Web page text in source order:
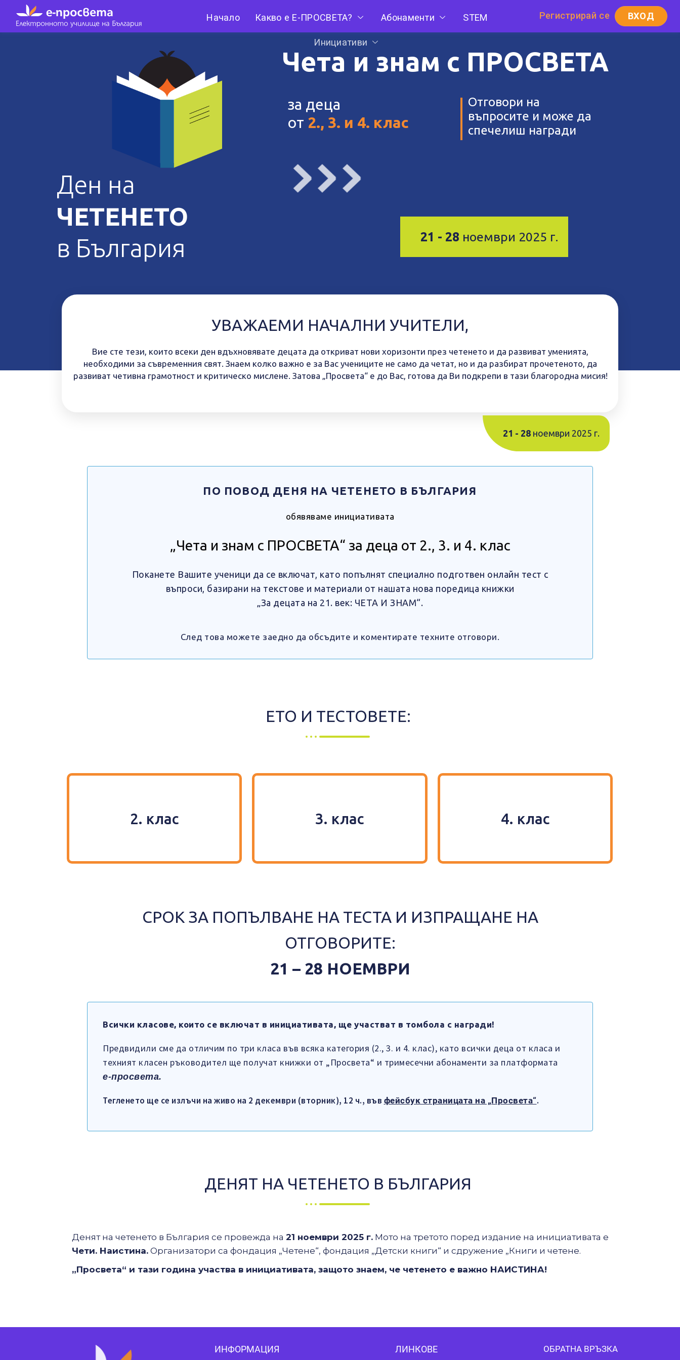
Начало Какво е Е-ПРОСВЕТА? Абонаменти STEM
Инициативи
Регистрирай се ВХОД
Чета и знам с ПРОСВЕТА
за деца
от 2., 3. и 4. клас
Отговори на
въпросите и може да
спечелиш награди
21 - 28 ноември 2025 г.
Ден на
ЧЕТЕНЕТО
в България
УВАЖАЕМИ НАЧАЛНИ УЧИТЕЛИ,
Вие сте тези, които всеки ден вдъхновявате децата да откриват нови хоризонти през четенето и да развиват уменията,
необходими за съвременния свят. Знаем колко важно е за Вас учениците не само да четат, но и да разбират прочетеното, да
развиват четивна грамотност и критическо мислене. Затова „Просвета“е до Вас, готова да Ви подкрепи в тази благородна мисия!
21 - 28 ноември 2025 г.
ПО ПОВОД ДЕНЯ НА ЧЕТЕНЕТО В БЪЛГАРИЯ
обявяваме инициативата
„Чета и знам с ПРОСВЕТА“ за деца от 2., 3. и 4. клас
Поканете Вашите ученици да се включат, като попълнят специално подготвен онлайн тест с
въпроси, базирани на текстове и материали от нашата нова поредица книжки
„За децата на 21. век: ЧЕТА И ЗНАМ“.
След това можете заедно да обсъдите и коментирате техните отговори.
ЕTO И ТЕСТОВЕТЕ:
2. клас 3. клас 4. клас
СРОК ЗА ПОПЪЛВАНЕ НА ТЕСТА И ИЗПРАЩАНЕ НА
ОТГОВОРИТЕ:
21 – 28 НОЕМВРИ
Всички класове, които се включат в инициативата, ще участват в томбола с награди!
Предвидили сме да отличим по три класа във всяка категория (2., 3. и 4. клас), като всички деца от класа и
техният класен ръководител ще получат книжки от „Просвета“ и тримесечни абонаменти за платформата
е-просвета.
Тегленето ще се излъчи на живо на 2 декември (вторник), 12 ч., във фейсбук страницата на „Просвета“.
ДЕНЯТ НА ЧЕТЕНЕТО В БЪЛГАРИЯ
Денят на четенето в България се провежда на 21 ноември 2025 г.Мото на третото поред издание на инициативата е
Чети. Наистина.Организатори са фондация „Четене“, фондация „Детски книги“ и сдружение „Книги и четене.
„Просвета“ и тази година участва в инициативата, защото знаем, че четенето е важно НАИСТИНА!
ИНФОРМАЦИЯ ЛИНКОВЕ ОБРАТНА ВРЪЗКА